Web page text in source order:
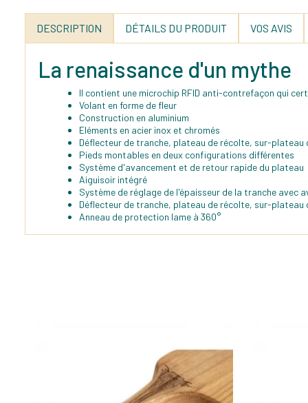
DESCRIPTION DÉTAILS DU PRODUIT VOS AVIS
La renaissance d'un mythe
Il contient une microchip RFID anti-contrefaçon qui
Volant en forme de fleur
Construction en aluminium
Eléments en acier inox et chromés
Déflecteur de tranche, plateau de récolte, sur-plateau
Pieds montables en deux configurations différentes
Système d'avancement et de retour rapide du plateau
Aiguisoir intégré
Système de réglage de l'épaisseur de la tranche avec
Déflecteur de tranche, plateau de récolte, sur-
Anneau de protection lame à 360°